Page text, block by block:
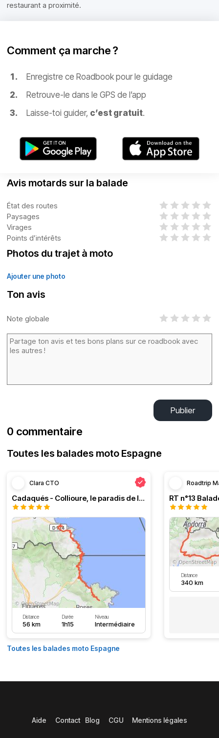
restaurant a proximité.
Comment ça marche ?
Enregistre ce Roadbook pour le guidage
Retrouve-le dans le GPS de l’app
Laisse-toi guider, c’est gratuit.
Avis motards sur la balade
État des routes
Paysages
Virages
Points d’intérêts
Photos du trajet à moto
Ajouter une photo
Ton avis
Note globale
Publier
0 commentaire
Toutes les balades moto Espagne
Clara CTO
Cadaqués - Collioure, le paradis de la moto
Distance
56 km
Durée
1h15
Niveau
Intermédiaire
Roadtrip
Distance
340 km
Toutes les balades moto Espagne
Aide Contact Blog CGU Mentions légales